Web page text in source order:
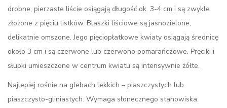
drobne, pierzaste liście osiągają długość ok. 3-4 cm i są zwykle
złożone z pięciu listków. Blaszki liściowe są jasnozielone,
delikatnie omszone. Jego pięciopłatkowe kwiaty osiągają średnicę
około 3 cm i są czerwone lub czerwono pomarańczowe. Pręciki i
słupki umieszczone w centrum kwiatu są intensywnie żółte.
Najlepiej rośnie na glebach lekkich – piaszczystych lub
piaszczysto-gliniastych. Wymaga słonecznego stanowiska.